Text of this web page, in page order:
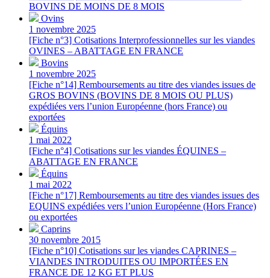
BOVINS DE MOINS DE 8 MOIS
Ovins
1 novembre 2025
[Fiche n°3] Cotisations Interprofessionnelles sur les viandes
OVINES – ABATTAGE EN FRANCE
Bovins
1 novembre 2025
[Fiche n°14] Remboursements au titre des viandes issues de
GROS BOVINS (BOVINS DE 8 MOIS OU PLUS)
expédiées vers l’union Européenne (hors France) ou
exportées
Équins
1 mai 2022
[Fiche n°4] Cotisations sur les viandes ÉQUINES –
ABATTAGE EN FRANCE
Équins
1 mai 2022
[Fiche n°17] Remboursements au titre des viandes issues des
EQUINS expédiées vers l’union Européenne (Hors France)
ou exportées
Caprins
30 novembre 2015
[Fiche n°10] Cotisations sur les viandes CAPRINES –
VIANDES INTRODUITES OU IMPORTÉES EN
FRANCE DE 12 KG ET PLUS